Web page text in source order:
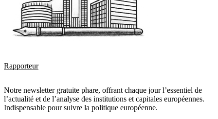
Rapporteur
Notre newsletter gratuite phare, offrant chaque jour l’essentiel de
l’actualité et de l’analyse des institutions et capitales européennes.
Indispensable pour suivre la politique européenne.